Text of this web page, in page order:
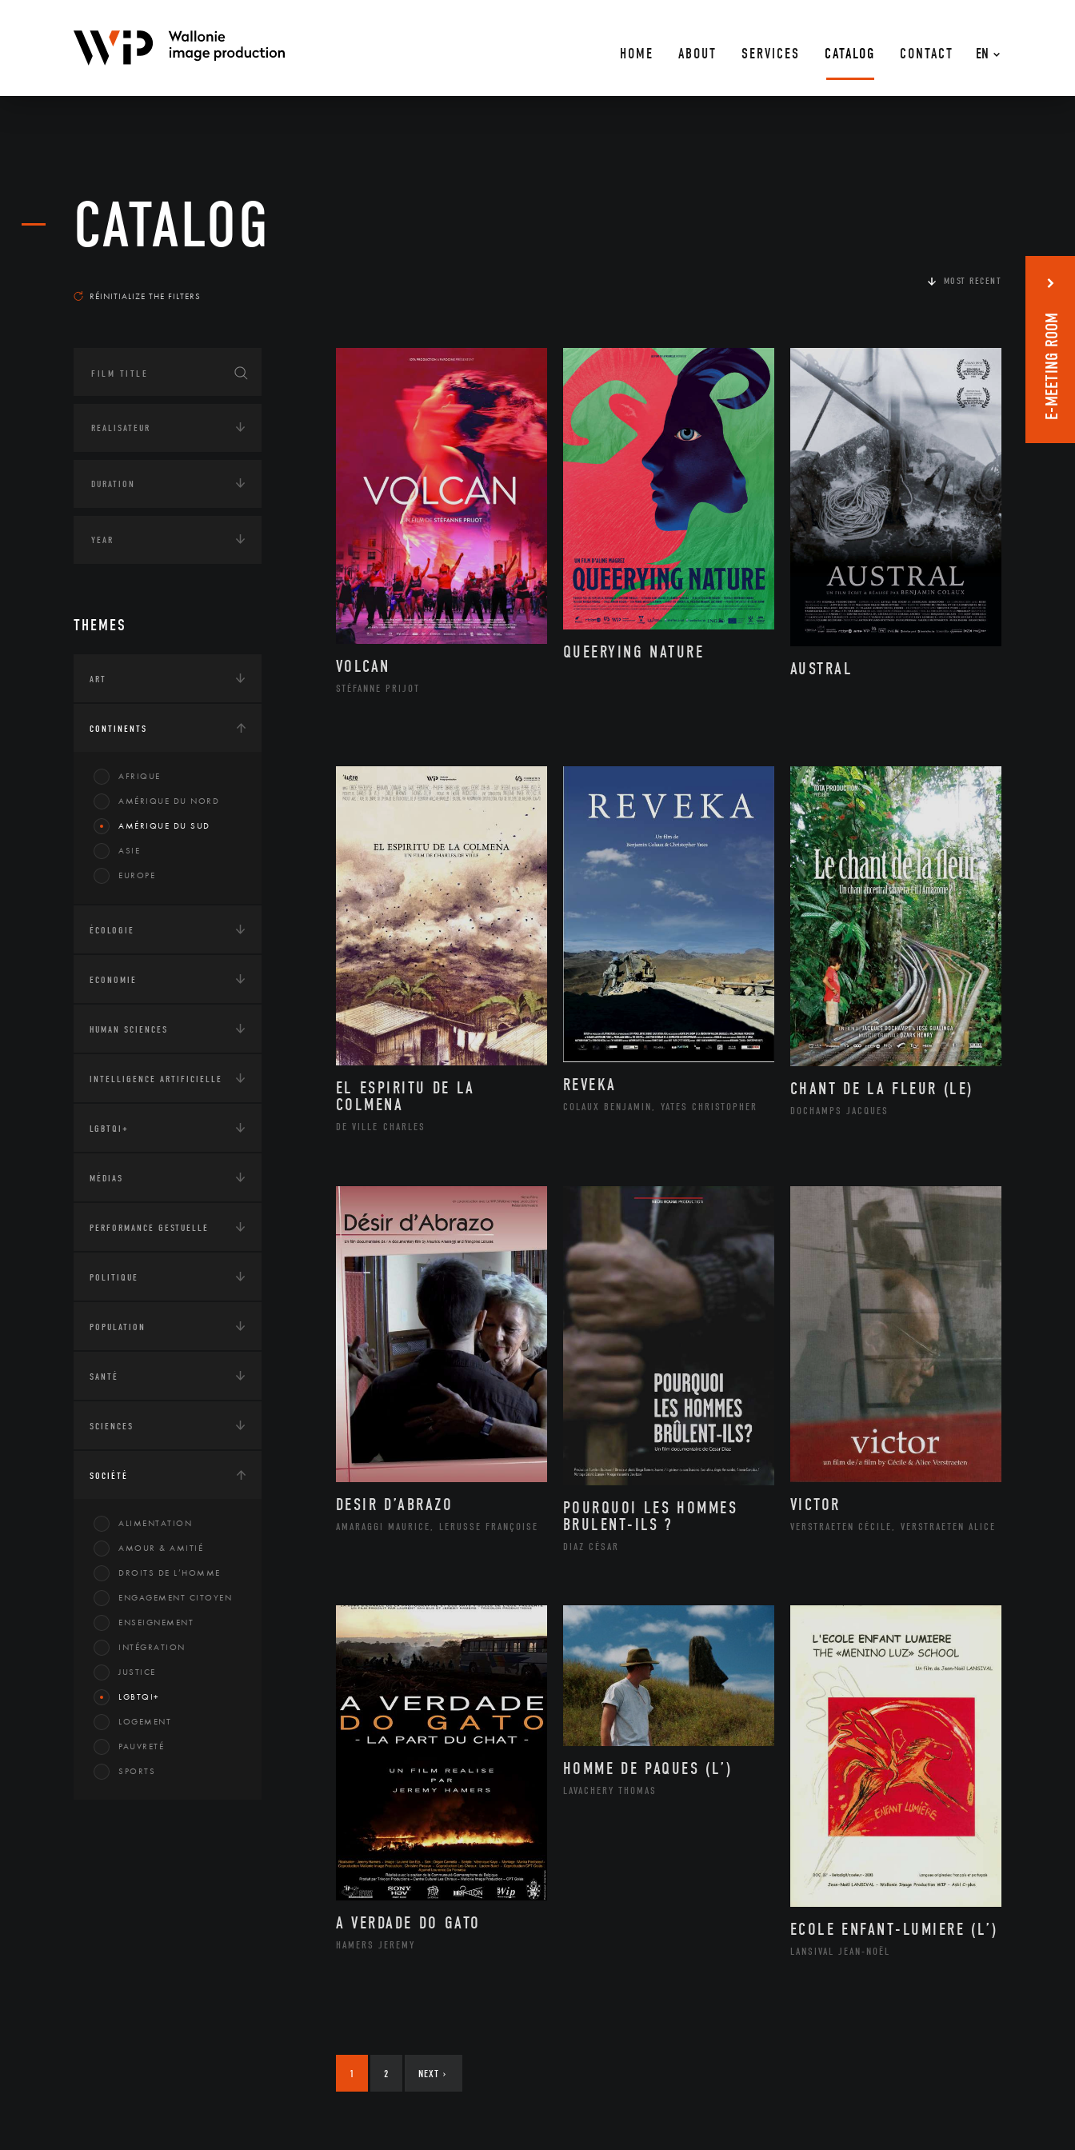
EN
HOME ABOUT SERVICES CATALOG CONTACT
CATALOG
RÉINITIALIZE THE FILTERS
THEMES
ART
CONTINENTS
AFRIQUE
AMÉRIQUE DU NORD
AMÉRIQUE DU SUD
ASIE
EUROPE
ÉCOLOGIE
ECONOMIE
HUMAN SCIENCES
INTELLIGENCE ARTIFICIELLE
LGBTQI+
MÉDIAS
PERFORMANCE GESTUELLE
POLITIQUE
POPULATION
SANTÉ
SCIENCES
SOCIÉTÉ
ALIMENTATION
AMOUR & AMITIÉ
DROITS DE L’HOMME
ENGAGEMENT CITOYEN
ENSEIGNEMENT
INTÉGRATION
JUSTICE
LGBTQI+
LOGEMENT
PAUVRETÉ
SPORTS
MOST RECENT
VOLCAN
STÉFANNE PRIJOT
QUEERYING NATURE
AUSTRAL
EL ESPIRITU DE LA
COLMENA
DE VILLE CHARLES
REVEKA
COLAUX BENJAMIN, YATES CHRISTOPHER
CHANT DE LA FLEUR (LE)
DOCHAMPS JACQUES
DESIR D’ABRAZO
AMARAGGI MAURICE, LERUSSE FRANÇOISE
POURQUOI LES HOMMES
BRULENT-ILS ?
DIAZ CÉSAR
VICTOR
VERSTRAETEN CÉCILE, VERSTRAETEN ALICE
A VERDADE DO GATO
HAMERS JEREMY
HOMME DE PAQUES (L’)
LAVACHERY THOMAS
ECOLE ENFANT-LUMIERE (L’)
LANSIVAL JEAN-NOËL
1 2 NEXT ›
E-MEETING ROOM